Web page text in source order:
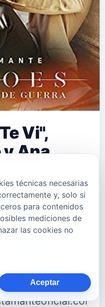
Vi",
Ana
el nuevo
puedes
en:
técnicas necesarias
y, solo si
para contenidos
mediciones de
las cookies no
Aceptar